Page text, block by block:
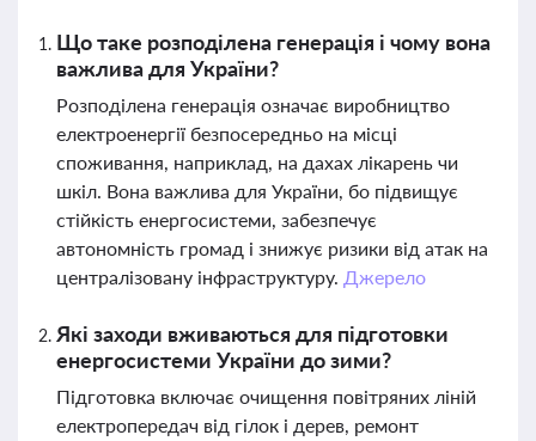
Що таке розподілена генерація і чому вона
важлива для України?
Розподілена генерація означає виробництво
електроенергії безпосередньо на місці
споживання, наприклад, на дахах лікарень чи
шкіл. Вона важлива для України, бо підвищує
стійкість енергосистеми, забезпечує
автономність громад і знижує ризики від атак на
централізовану інфраструктуру. Джерело
Які заходи вживаються для підготовки
енергосистеми України до зими?
Підготовка включає очищення повітряних ліній
електропередач від гілок і дерев, ремонт